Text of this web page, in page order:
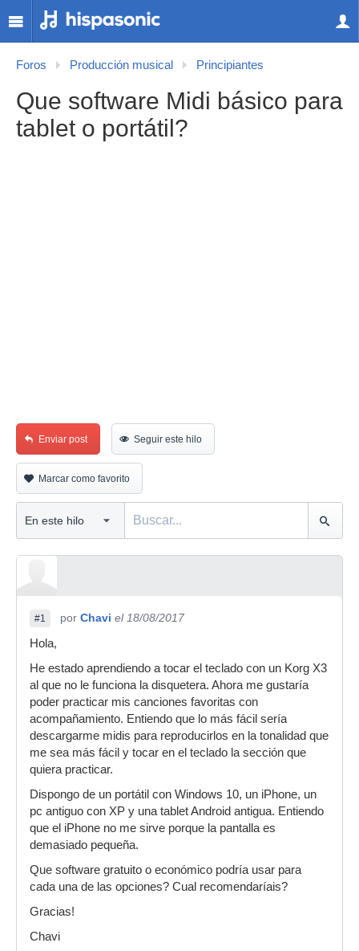
Foros Producción musical Principiantes
Que software Midi básico para
tablet o portátil?
Enviar post Seguir este hilo
Marcar como favorito
#1 por Chavi el 18/08/2017
Hola,
He estado aprendiendo a tocar el teclado con un Korg X3
al que no le funciona la disquetera. Ahora me gustaría
poder practicar mis canciones favoritas con
acompañamiento. Entiendo que lo más fácil sería
descargarme midis para reproducirlos en la tonalidad que
me sea más fácil y tocar en el teclado la sección que
quiera practicar.
Dispongo de un portátil con Windows 10, un iPhone, un
pc antiguo con XP y una tablet Android antigua. Entiendo
que el iPhone no me sirve porque la pantalla es
demasiado pequeña.
Que software gratuito o económico podría usar para
cada una de las opciones? Cual recomendaríais?
Gracias!
Chavi